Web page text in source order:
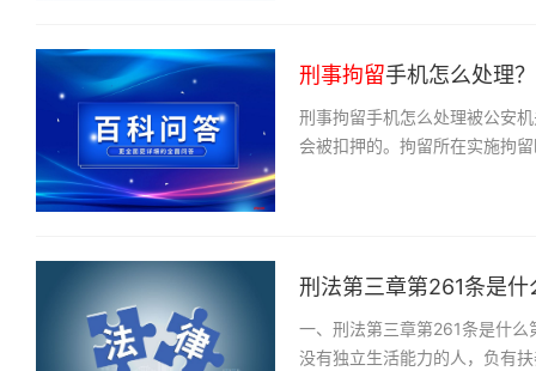
刑事拘留手机怎么处理
刑事拘留手机怎么处理被公安
会被扣押的。拘留所在实施拘
刑法第三章第261条是
一、刑法第三章第261条是什
没有独立生活能力的人，负有